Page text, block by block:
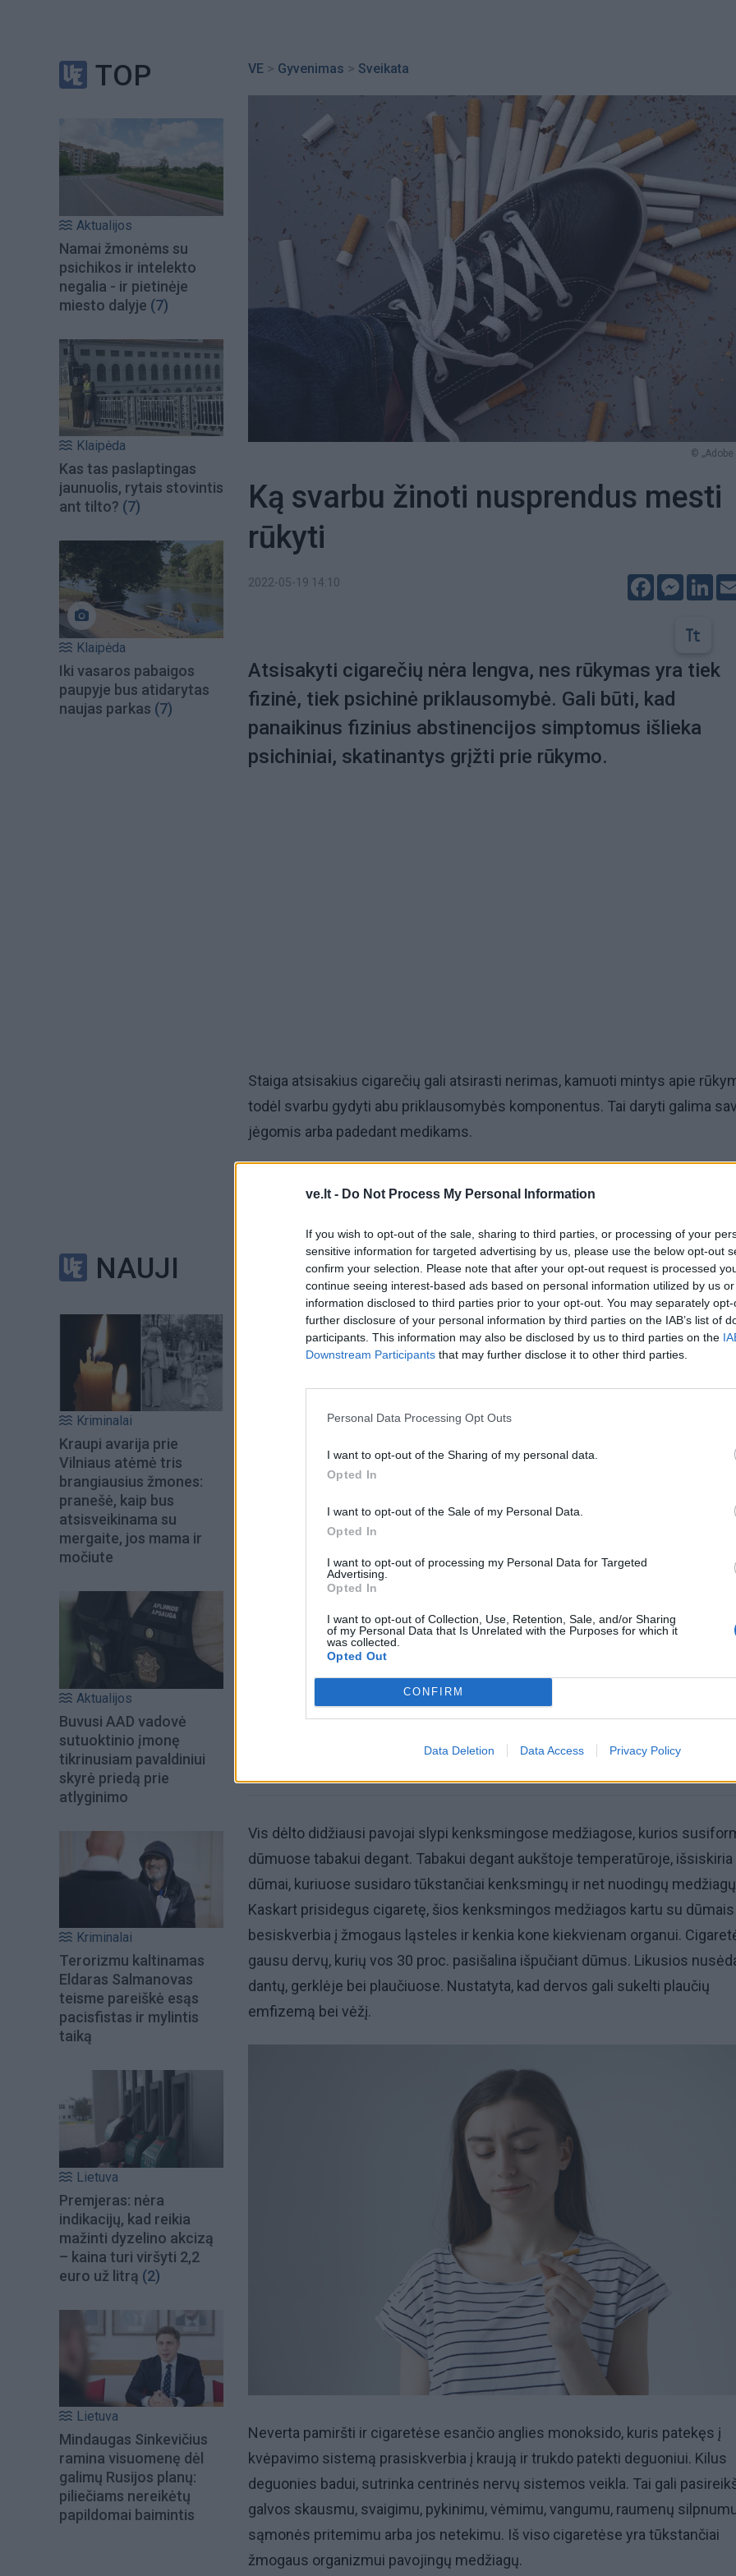
ve.lt - Do Not Process My Personal Information
If you wish to opt-out of the sale, sharing to third parties, or processing of your
sensitive information for targeted advertising by us, please use the below opt-out
confirm your selection. Please note that after your opt-out request is processed
continue seeing interest-based ads based on personal information utilized by us
information disclosed to third parties prior to your opt-out. You may separately
further disclosure of your personal information by third parties on the IAB’s list of
participants. This information may also be disclosed by us to third parties on the
Downstream Participants that may further disclose it to other third parties.
Personal Data Processing Opt Outs
I want to opt-out of the Sharing of my personal data.
Opted In
I want to opt-out of the Sale of my Personal Data.
Opted In
I want to opt-out of processing my Personal Data for Targeted
Advertising.
Opted In
I want to opt-out of Collection, Use, Retention, Sale, and/or Sharing
of my Personal Data that Is Unrelated with the Purposes for which it
was collected.
Opted Out
CONFIRM
Data Deletion Data Access Privacy Policy
TOP
Aktualijos
Namai žmonėms su
psichikos ir intelekto
negalia - ir pietinėje
miesto dalyje (7)
Klaipėda
Kas tas paslaptingas
jaunuolis, rytais stovintis
ant tilto? (7)
Klaipėda
Iki vasaros pabaigos
paupyje bus atidarytas
naujas parkas (7)
NAUJI
Kriminalai
Kraupi avarija prie
Vilniaus atėmė tris
brangiausius žmones:
pranešė, kaip bus
atsisveikinama su
mergaite, jos mama ir
močiute
Aktualijos
Buvusi AAD vadovė
sutuoktinio įmonę
tikrinusiam pavaldiniui
skyrė priedą prie
atlyginimo
Kriminalai
Terorizmu kaltinamas
Eldaras Salmanovas
teisme pareiškė esąs
pacisfistas ir mylintis
taiką
Lietuva
Premjeras: nėra
indikacijų, kad reikia
mažinti dyzelino akcizą
– kaina turi viršyti 2,2
euro už litrą (2)
Lietuva
Mindaugas Sinkevičius
ramina visuomenę dėl
galimų Rusijos planų:
piliečiams nereikėtų
papildomai baimintis
VE > Gyvenimas > Sveikata
© „Adobe
Ką svarbu žinoti nusprendus mesti
rūkyti
2022-05-19 14:10 Facebook
Atsisakyti cigarečių nėra lengva, nes rūkymas yra tiek
fizinė, tiek psichinė priklausomybė. Gali būti, kad
panaikinus fizinius abstinencijos simptomus išlieka
psichiniai, skatinantys grįžti prie rūkymo.
Staiga atsisakius cigarečių gali atsirasti nerimas, kamuoti mintys apie
todėl svarbu gydyti abu priklausomybės komponentus. Tai daryti galima
jėgomis arba padedant medikams.
natūrali tabako augalo sudedamoji dalis. Nors nikotinas sukelia
gali padidinti širdies bei kraujagyslių ligų riziką,priešingai populiariam
nikotinas nėra sietinas su onkologinėmis ligomis. Tą patvirtina ir
Vėžio Institutas.
Šiuo metu skaitomiausi
Aiškiaregės pranašystė: numatė katastrofišką karo
pabaigą Ukrainoje
ingredientą
Vis dėlto didžiausi pavojai slypi kenksmingose medžiagose, kurios
dūmuose tabakui degant. Tabakui degant aukštoje temperatūroje, išsiskiria
dūmai, kuriuose susidaro tūkstančiai kenksmingų ir net nuodingų
Kaskart prisidegus cigaretę, šios kenksmingos medžiagos kartu su
besiskverbia į žmogaus ląsteles ir kenkia kone kiekvienam organui.
gausu dervų, kurių vos 30 proc. pasišalina išpučiant dūmus. Likusios
dantų, gerklėje bei plaučiuose. Nustatyta, kad dervos gali sukelti plaučių
emfizemą bei vėžį.
Neverta pamiršti ir cigaretėse esančio anglies monoksido, kuris patekęs į
kvėpavimo sistemą prasiskverbia į kraują ir trukdo patekti deguoniui. Kilus
deguonies badui, sutrinka centrinės nervų sistemos veikla. Tai gali
galvos skausmu, svaigimu, pykinimu, vėmimu, vangumu, raumenų
sąmonės pritemimu arba jos netekimu. Iš viso cigaretėse yra tūkstančiai
žmogaus organizmui pavojingų medžiagų.